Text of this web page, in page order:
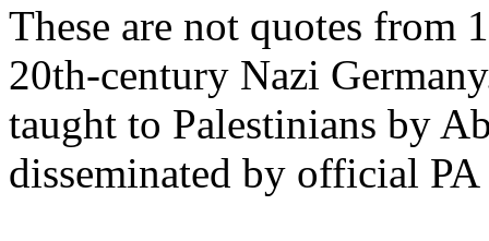
These are not quotes from
20th-century Nazi
taught to Palestinians by
disseminated by official